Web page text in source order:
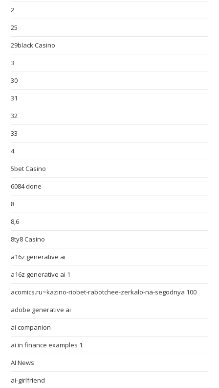
2
25
29black Casino
3
30
31
32
33
4
5bet Casino
6084 done
8
8,6
8ty8 Casino
a16z generative ai
a16z generative ai 1
acomics.ru~kazino-riobet-rabotchee-zerkalo-na-segodnya 100
adobe generative ai
ai companion
ai in finance examples 1
AI News
ai-girlfriend